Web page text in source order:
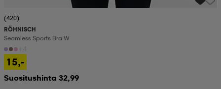
(420)
RÖHNISCH
Seamless Sports Bra W
15,-
Suositushinta 32,99